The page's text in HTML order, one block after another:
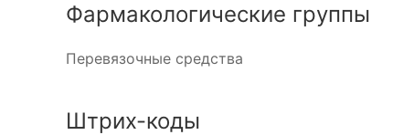
Фармакологические группы
Перевязочные средства
Штрих-коды